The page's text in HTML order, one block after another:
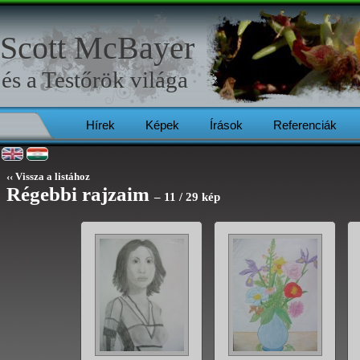
Hírek Képek Írások Referenciák
Scott McBayer
és aTestőrökvilága
‹‹ Vissza a listához
Régebbi rajzaim– 11 / 29 kép